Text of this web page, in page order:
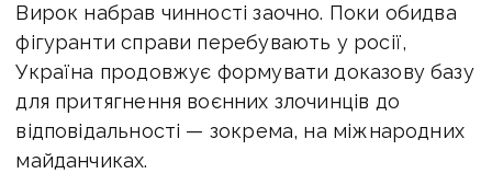
Вирок набрав чинності заочно. Поки обидва
фігуранти справи перебувають у росії,
Україна продовжує формувати доказову базу
для притягнення воєнних злочинців до
відповідальності — зокрема, на міжнародних
майданчиках.